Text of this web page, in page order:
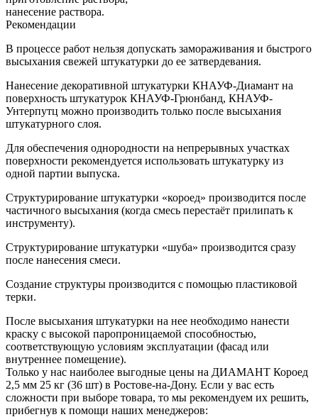
нанесение раствора.
Рекомендации
В процессе работ нельзя допускать замораживания и быстрого
высыхания свежей штукатурки до ее затвердевания.
Нанесение декоративной штукатурки КНАУФ-Диамант на
поверхность штукатурок КНАУФ-Грюнбанд, КНАУФ-
Унтерпутц можно производить только после высыхания
штукатурного слоя.
Для обеспечения однородности на непрерывных участках
поверхности рекомендуется использовать штукатурку из
одной партии выпуска.
Структурирование штукатурки «короед» производится после
частичного высыхания (когда смесь перестаёт прилипать к
инструменту).
Структурирование штукатурки «шуба» производится сразу
после нанесения смеси.
Создание структуры производится с помощью пластиковой
терки.
После высыхания штукатурки на нее необходимо нанести
краску с высокой паропроницаемой способностью,
соответствующую условиям эксплуатации (фасад или
внутреннее помещение).
Только у нас наиболее выгодные цены на ДИАМАНТ Короед
2,5 мм 25 кг (36 шт) в Ростове-на-Дону. Если у вас есть
сложности при выборе товара, то мы рекомендуем их решить,
прибегнув к помощи наших менеджеров: